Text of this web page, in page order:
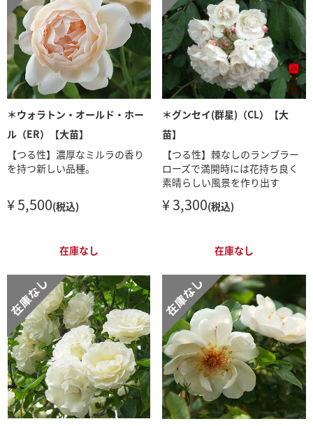
＊ウォラトン・オールド・ホー
ル（ER）【大苗】
【つる性】濃厚なミルラの香り
を持つ新しい品種。
¥ 5,500(税込)
在庫なし
＊グンセイ(群星)（CL）【大
苗】
【つる性】棘なしのランブラー
ローズで満開時には花持ち良く
素晴らしい風景を作り出す
¥ 3,300(税込)
在庫なし